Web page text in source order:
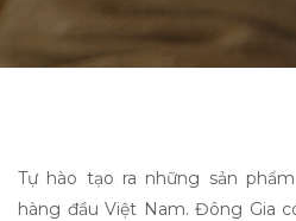
Tự hào tạo ra những sản
hàng đầu Việt Nam. Đông Gia